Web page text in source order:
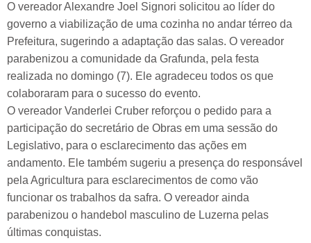
O vereador Alexandre Joel Signori solicitou ao líder do
governo a viabilização de uma cozinha no andar térreo da
Prefeitura, sugerindo a adaptação das salas. O vereador
parabenizou a comunidade da Grafunda, pela festa
realizada no domingo (7). Ele agradeceu todos os que
colaboraram para o sucesso do evento.
O vereador Vanderlei Cruber reforçou o pedido para a
participação do secretário de Obras em uma sessão do
Legislativo, para o esclarecimento das ações em
andamento. Ele também sugeriu a presença do responsável
pela Agricultura para esclarecimentos de como vão
funcionar os trabalhos da safra. O vereador ainda
parabenizou o handebol masculino de Luzerna pelas
últimas conquistas.